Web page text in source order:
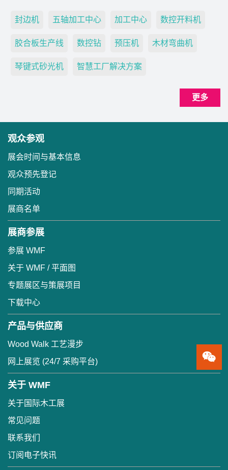
封边机 五轴加工中心 加工中心 数控开料机
胶合板生产线 数控钻 预压机 木材弯曲机
琴键式砂光机 智慧工厂解决方案
更多
观众参观
展会时间与基本信息
观众预先登记
同期活动
展商名单
展商参展
参展 WMF
关于 WMF / 平面图
专题展区与策展项目
下载中心
产品与供应商
Wood Walk 工艺漫步
网上展览 (24/7 采购平台)
关于 WMF
关于国际木工展
常见问题
联系我们
订阅电子快讯